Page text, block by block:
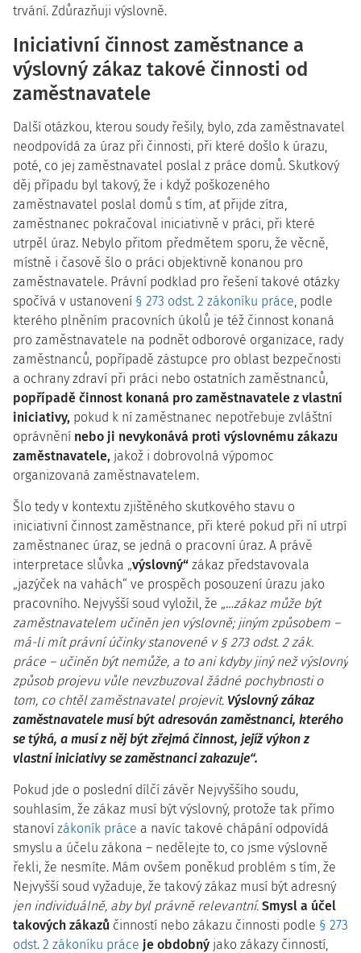
trvání. Zdůrazňuji výslovně.
Iniciativní činnost zaměstnance a
výslovný zákaz takové činnosti od
zaměstnavatele
Další otázkou, kterou soudy řešily, bylo, zda zaměstnavatel
neodpovídá za úraz při činnosti, při které došlo k úrazu,
poté, co jej zaměstnavatel poslal z práce domů. Skutkový
děj případu byl takový, že i když poškozeného
zaměstnavatel poslal domů s tím, ať přijde zítra,
zaměstnanec pokračoval iniciativně v práci, při které
utrpěl úraz. Nebylo přitom předmětem sporu, že věcně,
místně i časově šlo o práci objektivně konanou pro
zaměstnavatele. Právní podklad pro řešení takové otázky
spočívá v ustanovení § 273 odst. 2 zákoníku práce, podle
kterého plněním pracovních úkolů je též činnost konaná
pro zaměstnavatele na podnět odborové organizace, rady
zaměstnanců, popřípadě zástupce pro oblast bezpečnosti
a ochrany zdraví při práci nebo ostatních zaměstnanců,
popřípadě činnost konaná pro zaměstnavatele z vlastní
iniciativy, pokud k ní zaměstnanec nepotřebuje zvláštní
oprávnění nebo ji nevykonává proti výslovnému zákazu
zaměstnavatele, jakož i dobrovolná výpomoc
organizovaná zaměstnavatelem.
Šlo tedy v kontextu zjištěného skutkového stavu o
iniciativní činnost zaměstnance, při které pokud při ní utrpí
zaměstnanec úraz, se jedná o pracovní úraz. A právě
interpretace slůvka „výslovný“ zákaz představovala
„jazýček na vahách“ ve prospěch posouzení úrazu jako
pracovního. Nejvyšší soud vyložil, že „…zákaz může být
zaměstnavatelem učiněn jen výslovně; jiným způsobem –
má-li mít právní účinky stanovené v § 273 odst. 2 zák.
práce – učiněn být nemůže, a to ani kdyby jiný než výslovný
způsob projevu vůle nevzbuzoval žádné pochybnosti o
tom, co chtěl zaměstnavatel projevit. Výslovný zákaz
zaměstnavatele musí být adresován zaměstnanci, kterého
se týká, a musí z něj být zřejmá činnost, jejíž výkon z
vlastní iniciativy se zaměstnanci zakazuje“.
Pokud jde o poslední dílčí závěr Nejvyššího soudu,
souhlasím, že zákaz musí být výslovný, protože tak přímo
stanoví zákoník práce a navíc takové chápání odpovídá
smyslu a účelu zákona – nedělejte to, co jsme výslovně
řekli, že nesmíte. Mám ovšem poněkud problém s tím, že
Nejvyšší soud vyžaduje, že takový zákaz musí být adresný
jen individuálně, aby byl právně relevantní. Smysl a účel
takových zákazů činností nebo zákazu činnosti podle § 273
odst. 2 zákoníku práce je obdobný jako zákazy činností,